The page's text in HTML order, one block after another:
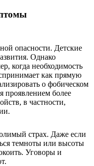
опасности. Детские
Однако
когда необходимость
как прямую
о фобическом
проявлением более
в частности,
страх. Даже если
темноты или высоты
Уговоры и